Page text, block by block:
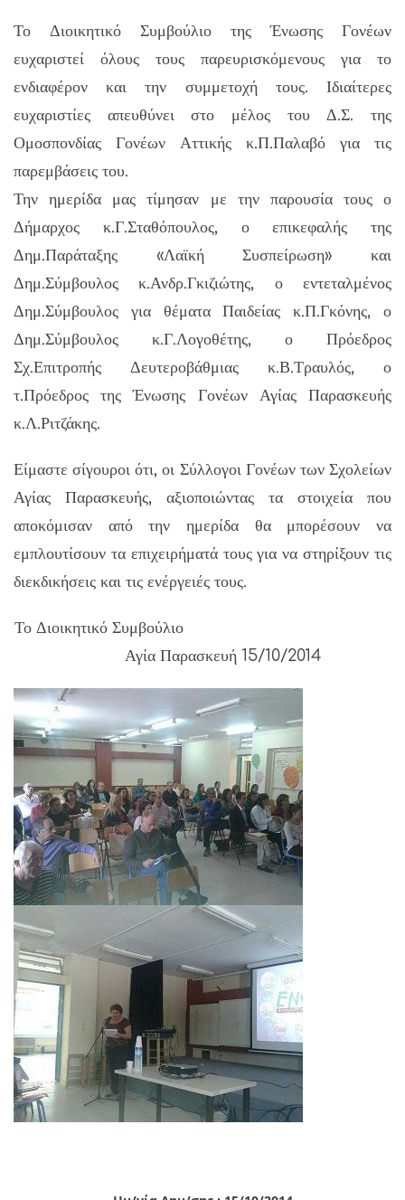
Το Διοικητικό Συμβούλιο της Ένωσης Γονέων
ευχαριστεί όλους τους παρευρισκόμενους για το
ενδιαφέρον και την συμμετοχή τους. Ιδιαίτερες
ευχαριστίες απευθύνει στο μέλος του Δ.Σ. της
Ομοσπονδίας Γονέων Αττικής κ.Π.Παλαβό για τις
παρεμβάσεις του.
Την ημερίδα μας τίμησαν με την παρουσία τους ο
Δήμαρχος κ.Γ.Σταθόπουλος, ο επικεφαλής της
Δημ.Παράταξης «Λαϊκή Συσπείρωση» και
Δημ.Σύμβουλος κ.Ανδρ.Γκιζιώτης, ο εντεταλμένος
Δημ.Σύμβουλος για θέματα Παιδείας κ.Π.Γκόνης, ο
Δημ.Σύμβουλος κ.Γ.Λογοθέτης, ο Πρόεδρος
Σχ.Επιτροπής Δευτεροβάθμιας κ.Β.Τραυλός, ο
τ.Πρόεδρος της Ένωσης Γονέων Αγίας Παρασκευής
κ.Λ.Ριτζάκης.
Είμαστε σίγουροι ότι, οι Σύλλογοι Γονέων των Σχολείων
Αγίας Παρασκευής, αξιοποιώντας τα στοιχεία που
αποκόμισαν από την ημερίδα θα μπορέσουν να
εμπλουτίσουν τα επιχειρήματά τους για να στηρίξουν τις
διεκδικήσεις και τις ενέργειές τους.
Το Διοικητικό Συμβούλιο
Αγία Παρασκευή 15/10/2014